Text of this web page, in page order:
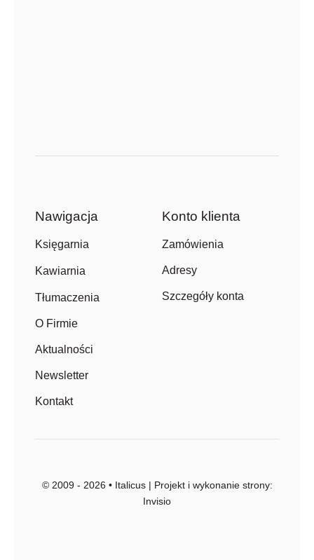
Nawigacja
Księgarnia
Kawiarnia
Tłumaczenia
O Firmie
Aktualności
Newsletter
Kontakt
Konto klienta
Zamówienia
Adresy
Szczegóły konta
© 2009 - 2026 • Italicus | Projekt i wykonanie strony:
Invisio